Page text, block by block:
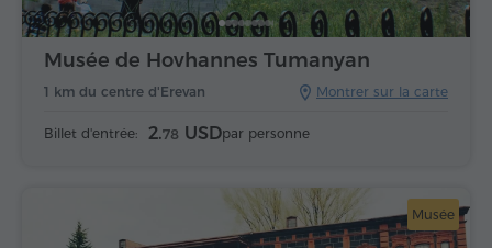
Montrer sur la carte
1 km du centre d'Erevan
Musée de Hovhannes Tumanyan
Billet d'entrée: 2.78 USDpar personne
Musée